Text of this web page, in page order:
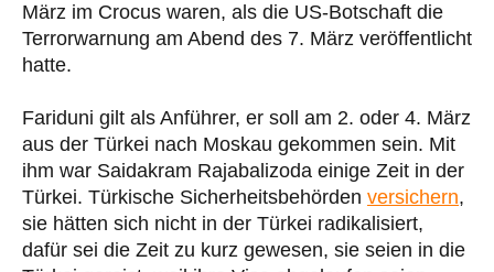
März im Crocus waren, als die US-Botschaft die
Terrorwarnung am Abend des 7. März veröffentlicht
hatte.
Fariduni gilt als Anführer, er soll am 2. oder 4. März
aus der Türkei nach Moskau gekommen sein. Mit
ihm war Saidakram Rajabalizoda einige Zeit in der
Türkei. Türkische Sicherheitsbehörden versichern,
sie hätten sich nicht in der Türkei radikalisiert,
dafür sei die Zeit zu kurz gewesen, sie seien in die